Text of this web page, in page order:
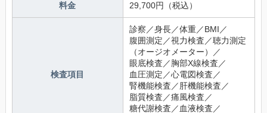
料金 29,700円（税込）
検査項目
診察／身長／体重／BMI／
腹囲測定／視力検査／聴力測定
（オージオメーター）／
眼底検査／胸部X線検査／
血圧測定／心電図検査／
腎機能検査／肝機能検査／
脂質検査／痛風検査／
糖代謝検査／血液検査／